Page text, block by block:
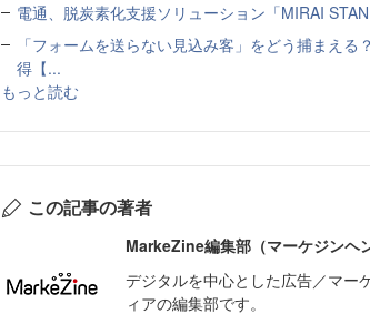
電通、脱炭素化支援ソリューション「MIRAI
「フォームを送らない見込み客」をどう捕まえ
得【...
もっと読む
この記事の著者
MarkeZine編集部（マーケジンヘ
デジタルを中心とした広告／マー
ィアの編集部です。